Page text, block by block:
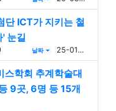
ICT가 지키는 철
' 눈길
날짜 25-01-03
학회 추계학술대
9곳, 6명 등 15개